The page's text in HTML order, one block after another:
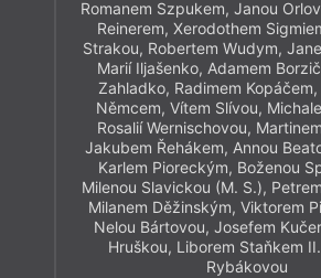
Romanem Szpukem, Janou
Reinerem, Xerodothem
Strakou, Robertem Wudym,
Marií Iljašenko, Adamem
Zahladko, Radimem
Němcem, Vítem Slívou,
Rosalií Wernischovou,
Jakubem Řehákem, Annou
Karlem Pioreckým, Boženou
Milenou Slavickou (M. S.),
Milanem Děžinským, Viktorem
Nelou Bártovou, Josefem
Hruškou, Liborem Staňkem
Rybákovou